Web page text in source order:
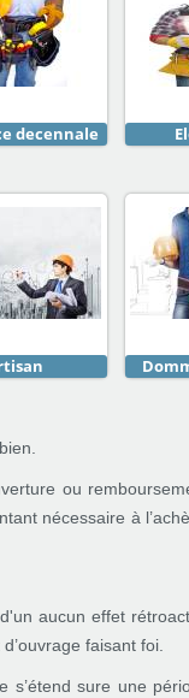
decennale
ou
nécessaire à
aucun effet
faisant foi.
s’étend sure une